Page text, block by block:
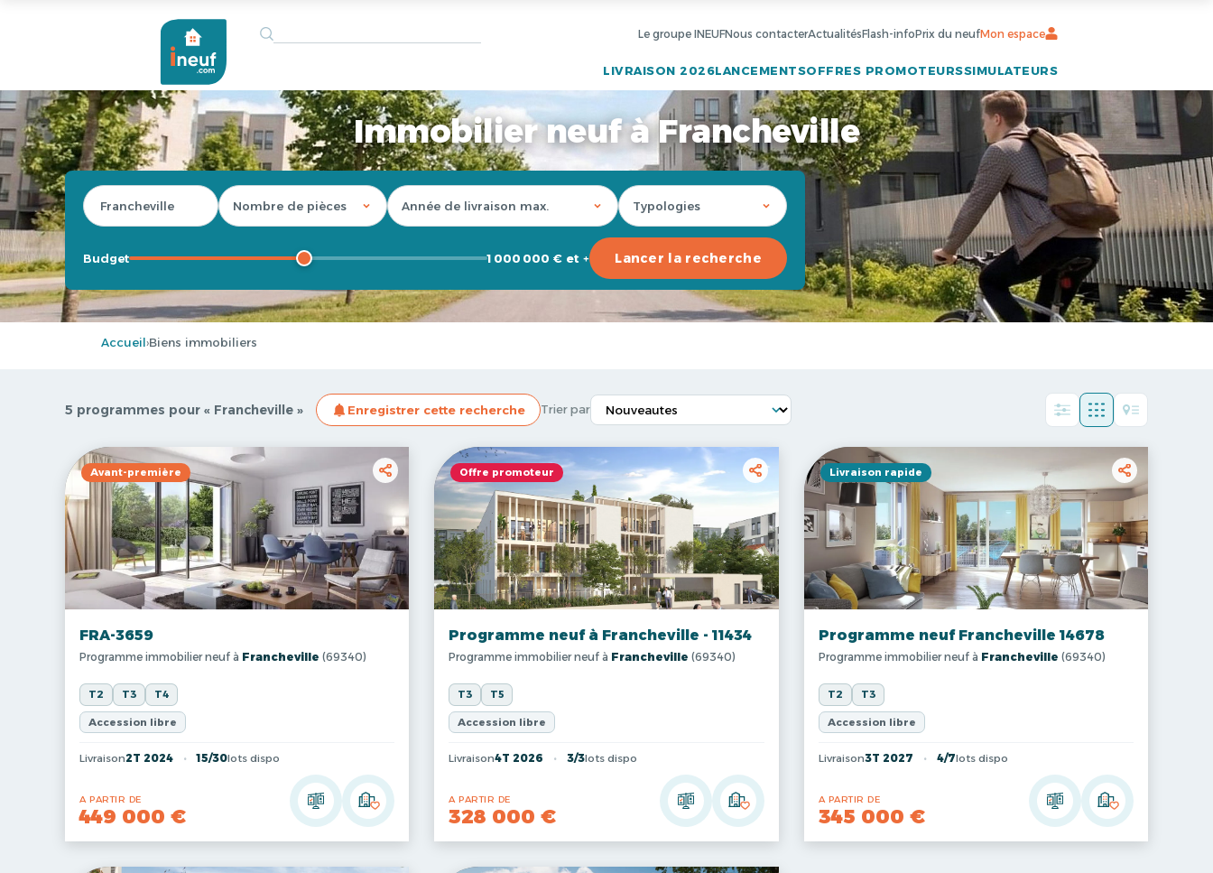
Le groupe INEUFNous contacterActualitésFlash-infoPrix du neufMon espace
LIVRAISON 2026LANCEMENTSOFFRES PROMOTEURSSIMULATEURS
Immobilier neuf à Francheville
Budget 1 000 000 € et + Lancer la recherche
Accueil›Biens immobiliers
5 programmes pour « Francheville » Enregistrer cette recherche Trier par
Avant-première
FRA-3659
Programme immobilier neuf à Francheville (69340)
T2 T3 T4
Accession libre
Livraison2T 2024 15/30lots dispo
A PARTIR DE
449 000 €
Offre promoteur
Programme neuf à Francheville - 11434
Programme immobilier neuf à Francheville (69340)
T3 T5
Accession libre
Livraison4T 2026 3/3lots dispo
A PARTIR DE
328 000 €
Livraison rapide
Programme neuf Francheville 14678
Programme immobilier neuf à Francheville (69340)
T2 T3
Accession libre
Livraison3T 2027 4/7lots dispo
A PARTIR DE
345 000 €